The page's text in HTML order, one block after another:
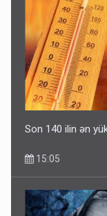
Son 140 ilin ən
15:05